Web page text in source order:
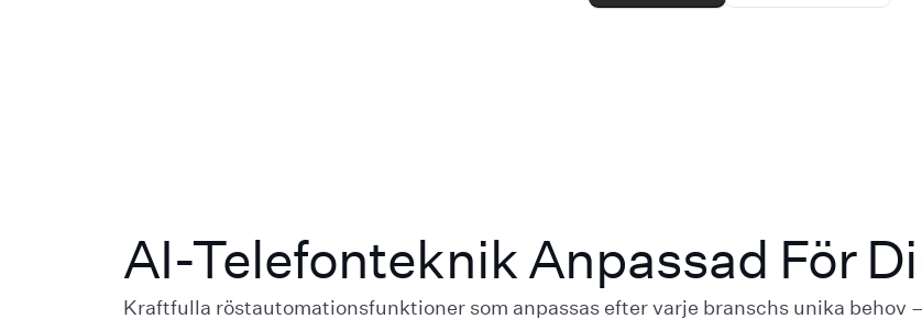
AI-Telefonteknik Anpassad För
Kraftfulla röstautomationsfunktioner som anpassas efter varje branschs unika behov